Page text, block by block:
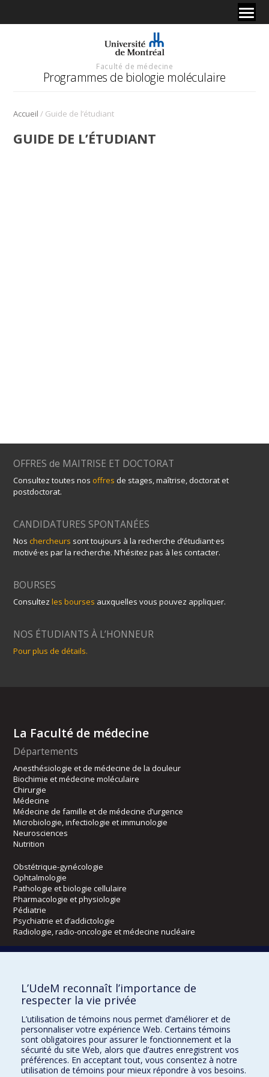
Faculté de médecine
Programmes de biologie moléculaire
Accueil / Guide de l’étudiant
GUIDE DE L’ÉTUDIANT
OFFRES de MAITRISE ET DOCTORAT
Consultez toutes nos offres de stages, maîtrise, doctorat et
postdoctorat.
CANDIDATURES SPONTANÉES
Noschercheurs sont toujours à la recherche d’étudiant·es
motivé·es par la recherche. N’hésitez pas à les contacter.
BOURSES
Consultezles bourses auxquelles vous pouvez appliquer.
NOS ÉTUDIANTS À L’HONNEUR
Pour plus de détails.
La Faculté de médecine
Départements
Anesthésiologie et de médecine de la douleur
Biochimie et médecine moléculaire
Chirurgie
Médecine
Médecine de famille et de médecine d’urgence
Microbiologie, infectiologie et immunologie
Neurosciences
Nutrition
Obstétrique-gynécologie
Ophtalmologie
Pathologie et biologie cellulaire
Pharmacologie et physiologie
Pédiatrie
Psychiatrie et d’addictologie
Radiologie, radio-oncologie et médecine nucléaire
Kinésiologie et des sciences de l’activité physique
Orthophonie et audiologie
Directions
DPC
CPASS
L’UdeM reconnaît l’importance de
respecter la vie privée
L’utilisation de témoins nous permet d’améliorer et de
personnaliser votre expérience Web. Certains témoins
sont obligatoires pour assurer le fonctionnement et la
sécurité du site Web, alors que d’autres enregistrent vos
préférences. En acceptant tout, vous consentez à notre
utilisation de témoins pour mieux répondre à vos besoins.